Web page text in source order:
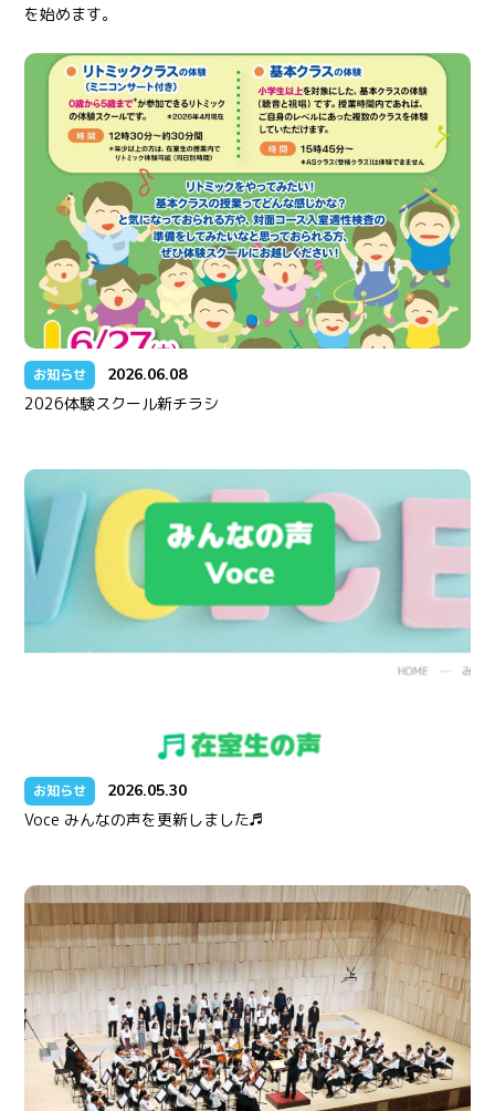
を始めます。
お知らせ 2026.06.08
2026体験スクール新チラシ
お知らせ 2026.05.30
Voce みんなの声を更新しました♬